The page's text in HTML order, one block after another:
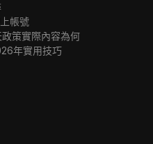
帳號
策實際內容為何
年實用技巧